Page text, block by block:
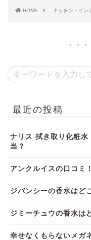
HOME キッチン・イン
最近の投稿
ナリス 拭き取り化粧
当？
アンクルイスの口コミ
ジバンシーの香水はど
ジミーチュウの香水は
幸せなくもらないメガ